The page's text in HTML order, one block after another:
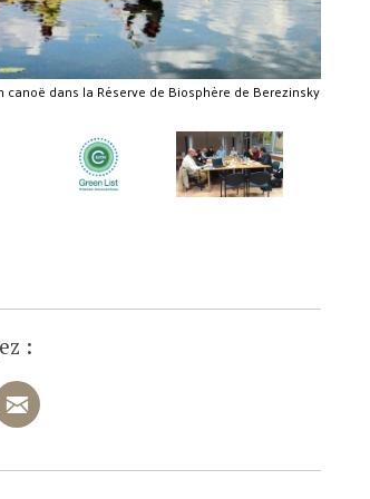
canoë dans la Réserve de Biosphère de Berezinsky
: